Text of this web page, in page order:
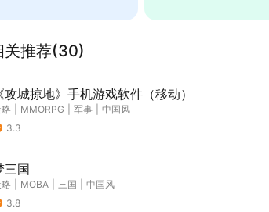
关推荐(30)
《攻城掠地》手机游戏软件（移动）
MMORPG 军事
中国风
3.3
三国
MOBA 三国
中国风
3.8